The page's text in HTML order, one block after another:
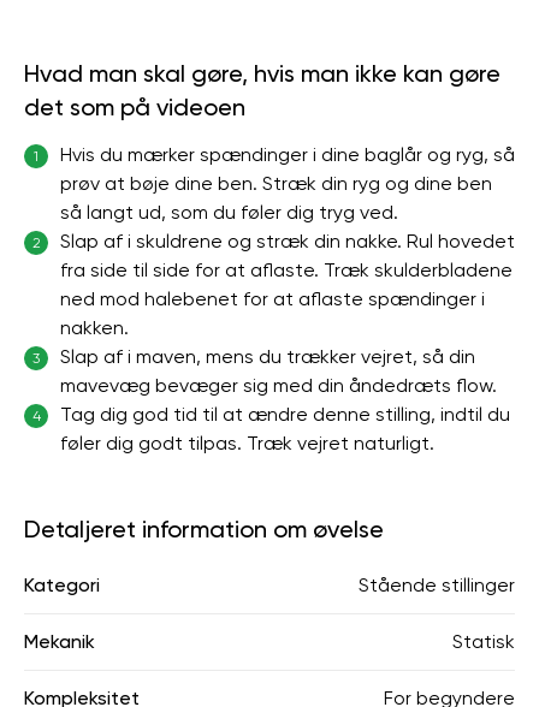
Hvad man skal gøre, hvis man ikke kan gøre
det som på videoen
1
Hvis du mærker spændinger i dine baglår og ryg, så
prøv at bøje dine ben. Stræk din ryg og dine ben
så langt ud, som du føler dig tryg ved.
2
Slap af i skuldrene og stræk din nakke. Rul hovedet
fra side til side for at aflaste. Træk skulderbladene
ned mod halebenet for at aflaste spændinger i
nakken.
3
Slap af i maven, mens du trækker vejret, så din
mavevæg bevæger sig med din åndedræts flow.
4
Tag dig god tid til at ændre denne stilling, indtil du
føler dig godt tilpas. Træk vejret naturligt.
Detaljeret information om øvelse
Kategori Stående stillinger
Mekanik Statisk
Kompleksitet For begyndere